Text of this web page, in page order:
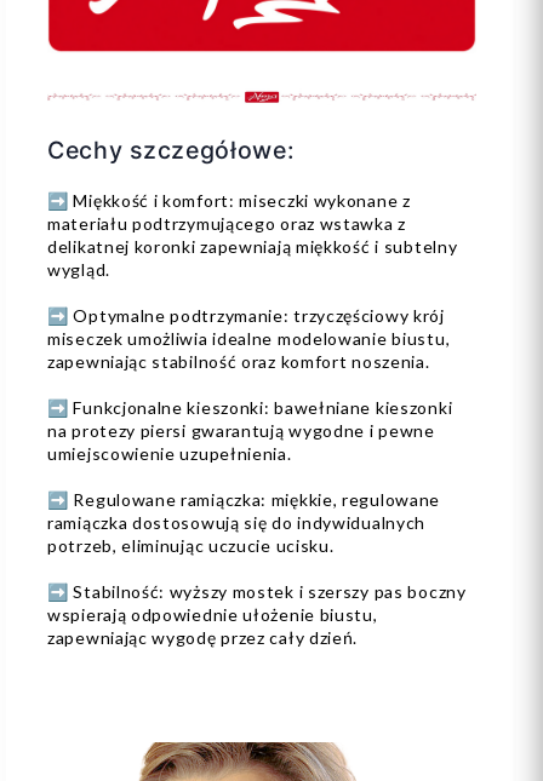
Cechy szczegółowe:
➡️ Miękkość i komfort: miseczki wykonane z
materiału podtrzymującego oraz wstawka z
delikatnej koronki zapewniają miękkość i subtelny
wygląd.
➡️ Optymalne podtrzymanie: trzyczęściowy krój
miseczek umożliwia idealne modelowanie biustu,
zapewniając stabilność oraz komfort noszenia.
➡️ Funkcjonalne kieszonki: bawełniane kieszonki
na protezy piersi gwarantują wygodne i pewne
umiejscowienie uzupełnienia.
➡️ Regulowane ramiączka: miękkie, regulowane
ramiączka dostosowują się do indywidualnych
potrzeb, eliminując uczucie ucisku.
➡️ Stabilność: wyższy mostek i szerszy pas boczny
wspierają odpowiednie ułożenie biustu,
zapewniając wygodę przez cały dzień.